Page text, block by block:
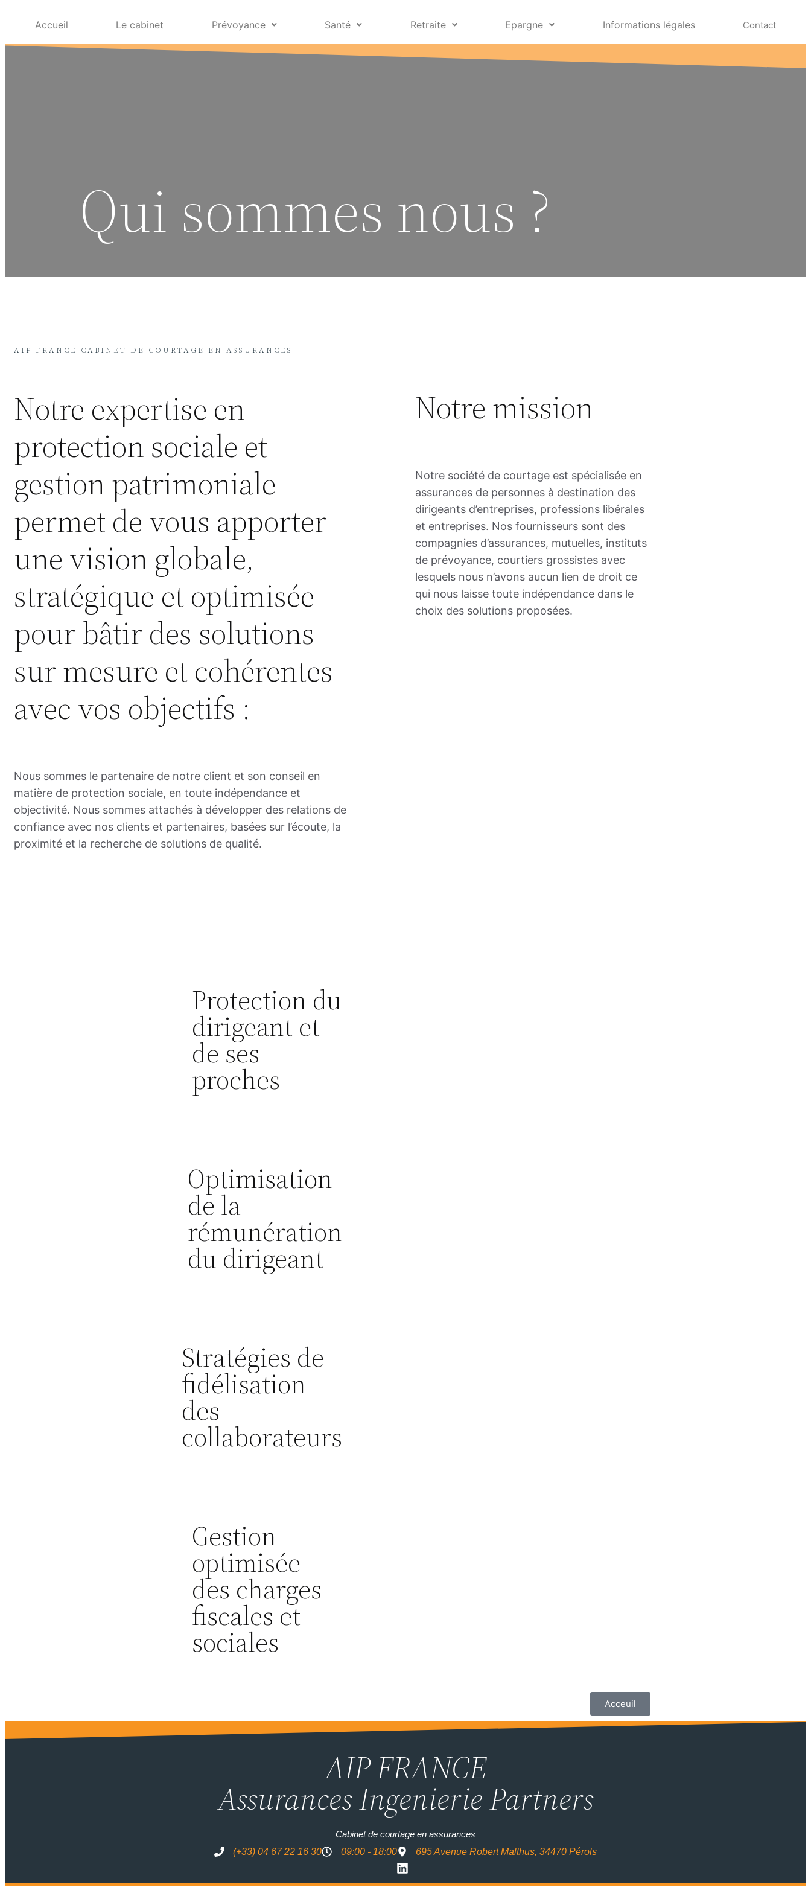
Accueil Le cabinet Prévoyance Santé Retraite Epargne Informations légales Contact
Qui sommes nous ?
AIP FRANCE CABINET DE COURTAGE EN ASSURANCES
Notre expertise en
protection sociale et
gestion patrimoniale
permet de vous apporter
une vision globale,
stratégique et optimisée
pour bâtir des solutions
sur mesure et cohérentes
avec vos objectifs :
Nous sommes le partenaire de notre client et son conseil en
matière de protection sociale, en toute indépendance et
objectivité. Nous sommes attachés à développer des relations de
confiance avec nos clients et partenaires, basées sur l’écoute, la
proximité et la recherche de solutions de qualité.
Notre mission
Notre société de courtage est spécialisée en
assurances de personnes à destination des
dirigeants d’entreprises, professions libérales
et entreprises. Nos fournisseurs sont des
compagnies d’assurances, mutuelles, instituts
de prévoyance, courtiers grossistes avec
lesquels nous n’avons aucun lien de droit ce
qui nous laisse toute indépendance dans le
choix des solutions proposées.
Protection du
dirigeant et
de ses
proches
Optimisation
de la
rémunération
du dirigeant
Stratégies de
fidélisation
des
collaborateurs
Gestion
optimisée
des charges
fiscales et
sociales
Acceuil
AIP FRANCE
Assurances Ingenierie Partners
Cabinet de courtage en assurances
(+33) 04 67 22 16 30
09:00 - 18:00 695 Avenue Robert Malthus, 34470 Pérols